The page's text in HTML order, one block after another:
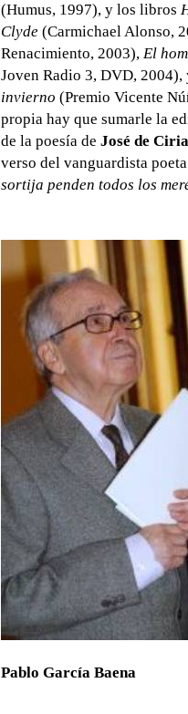
(Humus, 1997), y los libros
Clyde (Carmichael Alonso,
Renacimiento, 2003), El
Joven Radio 3, DVD,
invierno (Premio Vicente
propia hay que sumarle la
de la poesía de José de
verso del vanguardista
sortija penden todos los
Pablo García Baena